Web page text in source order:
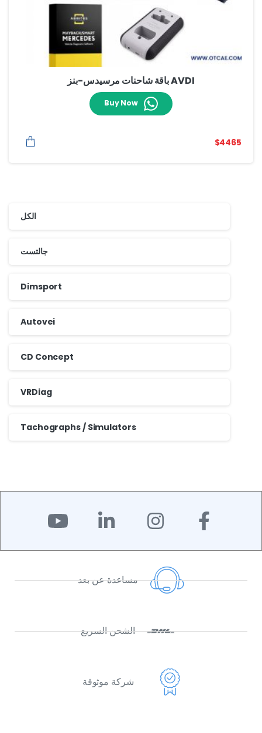
AVDI باقة شاحنات مرسيدس-بنز
Buy Now
$4465
الكل
جالتست
Dimsport
Autovei
CD Concept
VRDiag
Tachographs / Simulators
مساعدة عن بعد
الشحن السريع
شركة موثوقة